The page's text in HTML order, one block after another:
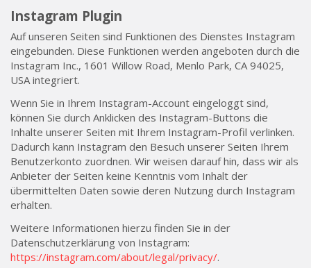
Instagram Plugin
Auf unseren Seiten sind Funktionen des Dienstes Instagram
eingebunden. Diese Funktionen werden angeboten durch die
Instagram Inc., 1601 Willow Road, Menlo Park, CA 94025,
USA integriert.
Wenn Sie in Ihrem Instagram-Account eingeloggt sind,
können Sie durch Anklicken des Instagram-Buttons die
Inhalte unserer Seiten mit Ihrem Instagram-Profil verlinken.
Dadurch kann Instagram den Besuch unserer Seiten Ihrem
Benutzerkonto zuordnen. Wir weisen darauf hin, dass wir als
Anbieter der Seiten keine Kenntnis vom Inhalt der
übermittelten Daten sowie deren Nutzung durch Instagram
erhalten.
Weitere Informationen hierzu finden Sie in der
Datenschutzerklärung von Instagram:
https://instagram.com/about/legal/privacy/.